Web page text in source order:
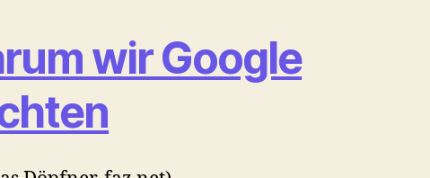
wir Google